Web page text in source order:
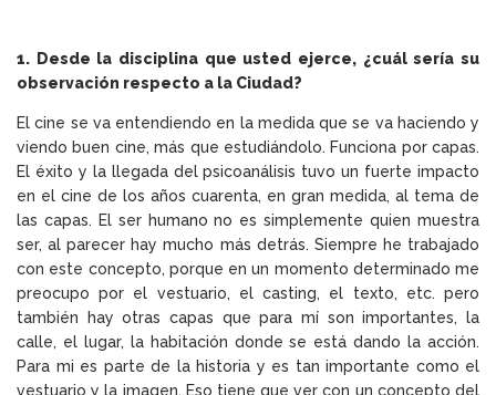
1. Desde la disciplina que usted ejerce, ¿cuál sería su
observación respecto a la Ciudad?
El cine se va entendiendo en la medida que se va haciendo y
viendo buen cine, más que estudiándolo. Funciona por capas.
El éxito y la llegada del psicoanálisis tuvo un fuerte impacto
en el cine de los años cuarenta, en gran medida, al tema de
las capas. El ser humano no es simplemente quien muestra
ser, al parecer hay mucho más detrás. Siempre he trabajado
con este concepto, porque en un momento determinado me
preocupo por el vestuario, el casting, el texto, etc. pero
también hay otras capas que para mí son importantes, la
calle, el lugar, la habitación donde se está dando la acción.
Para mi es parte de la historia y es tan importante como el
vestuario y la imagen. Eso tiene que ver con un concepto del